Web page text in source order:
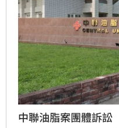
中聯油脂案團體訴